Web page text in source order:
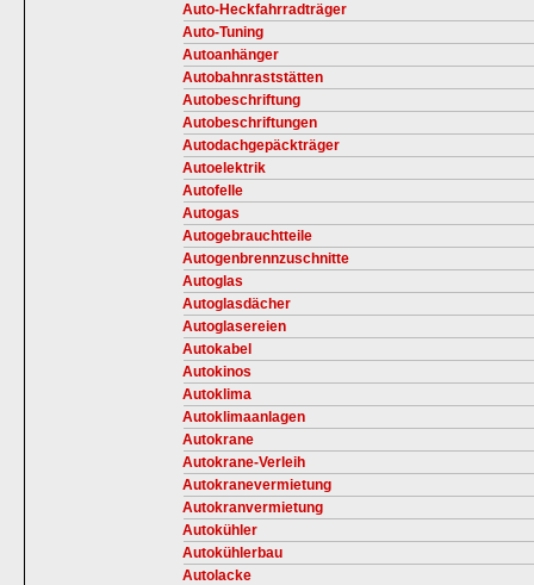
Auto-Heckfahrradträger
Auto-Tuning
Autoanhänger
Autobahnraststätten
Autobeschriftung
Autobeschriftungen
Autodachgepäckträger
Autoelektrik
Autofelle
Autogas
Autogebrauchtteile
Autogenbrennzuschnitte
Autoglas
Autoglasdächer
Autoglasereien
Autokabel
Autokinos
Autoklima
Autoklimaanlagen
Autokrane
Autokrane-Verleih
Autokranevermietung
Autokranvermietung
Autokühler
Autokühlerbau
Autolacke